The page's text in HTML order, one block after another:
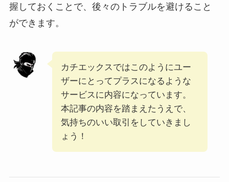
握しておくことで、後々のトラブルを避けること
ができます。
カチエックスではこのようにユー
ザーにとってプラスになるような
サービスに内容になっています。
本記事の内容を踏まえたうえで、
気持ちのいい取引をしていきまし
ょう！